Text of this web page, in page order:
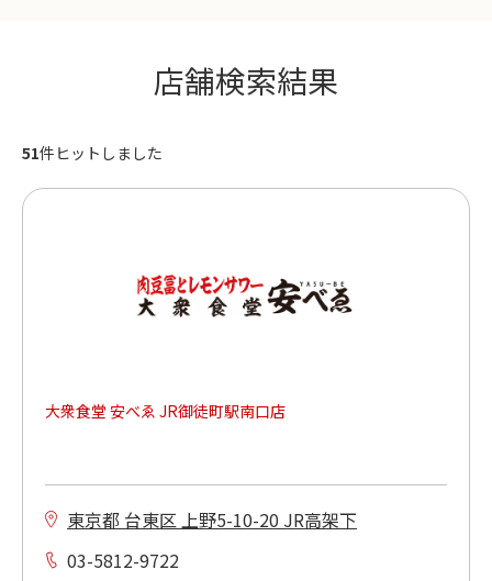
食べ放題プランあり 活魚が食べられる
もんじゃ焼きが食べられる
キッズメニューあり
ご当地メニューあり
店舗検索結果
51件ヒットしました
大衆食堂 安べゑ JR御徒町駅南口店
東京都 台東区 上野5-10-20 JR高架下
03-5812-9722